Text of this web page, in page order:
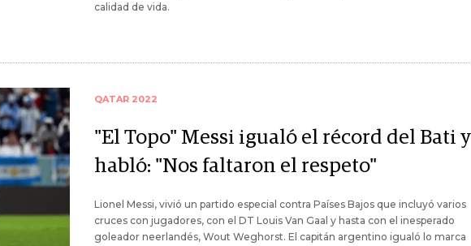
calidad de vida.
QATAR 2022
"El Topo" Messi igualó el récord del Bati y
habló: "Nos faltaron el respeto"
Lionel Messi, vivió un partido especial contra Países Bajos que incluyó varios
cruces con jugadores, con el DT Louis Van Gaal y hasta con el inesperado
goleador neerlandés, Wout Weghorst. El capitán argentino igualó lo marca